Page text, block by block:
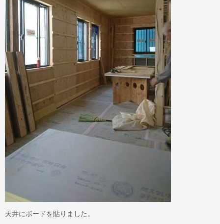
天井にボードを貼りました。